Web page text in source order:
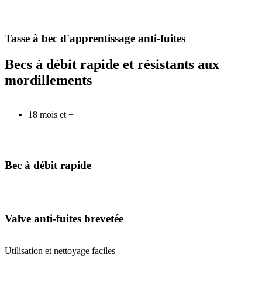
Tasse à bec d'apprentissage anti-fuites
Becs à débit rapide et résistants aux
mordillements
18 mois et +
Bec à débit rapide
Valve anti-fuites brevetée
Utilisation et nettoyage faciles